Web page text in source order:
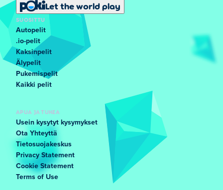
Let the world play
SUOSITTU
Autopelit
.io-pelit
Kaksinpelit
Älypelit
Pukemispelit
Kaikki pelit
APUA JA TUKEA
Usein kysytyt kysymykset
Ota Yhteyttä
Tietosuojakeskus
Privacy Statement
Cookie Statement
Terms of Use